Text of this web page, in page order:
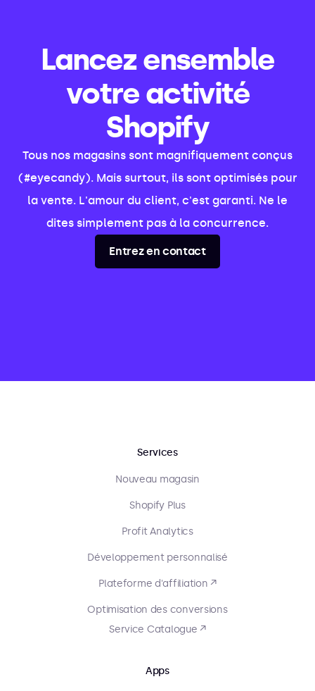
Lancez ensemble
votre activité
Shopify
Tous nos magasins sont magnifiquement conçus
(#eyecandy). Mais surtout, ils sont optimisés pour
la vente. L'amour du client, c'est garanti. Ne le
dites simplement pas à la concurrence.
Entrez en contact
Services
Nouveau magasin
Shopify Plus
Profit Analytics
Développement personnalisé
Plateforme d'affiliation ↗
Optimisation des conversions
Service Catalogue ↗
Apps